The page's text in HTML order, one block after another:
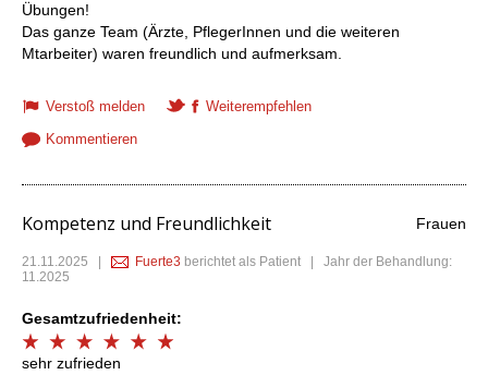
Übungen!
Das ganze Team (Ärzte, PflegerInnen und die weiteren
Mtarbeiter) waren freundlich und aufmerksam.
Verstoß melden
Weiterempfehlen
Kommentieren
Kompetenz und Freundlichkeit Frauen
21.11.2025 Fuerte3 berichtet als Patient | Jahr der Behandlung:
11.2025
Gesamtzufriedenheit:
sehr zufrieden